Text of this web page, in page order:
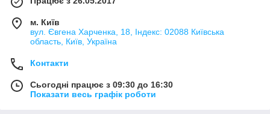
м. Київ
вул. Євгена Харченка, 18, Індекс: 02088 Київська
область, Київ, Україна
Контакти
Сьогодні працює з 09:30 до 16:30
Показати весь графік роботи